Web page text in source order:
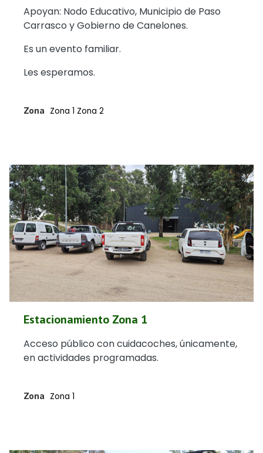
Apoyan: Nodo Educativo, Municipio de Paso
Carrasco y Gobierno de Canelones.
Es un evento familiar.
Les esperamos.
Zona Zona 1 Zona 2
Estacionamiento Zona 1
Acceso público con cuidacoches, únicamente,
en actividades programadas.
Zona Zona 1